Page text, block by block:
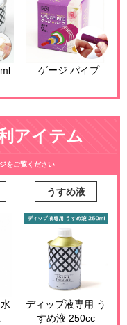
ゲージ パイプ
アイテム
をご覧ください
うすめ液
ディップ液専用 う
すめ液 250cc